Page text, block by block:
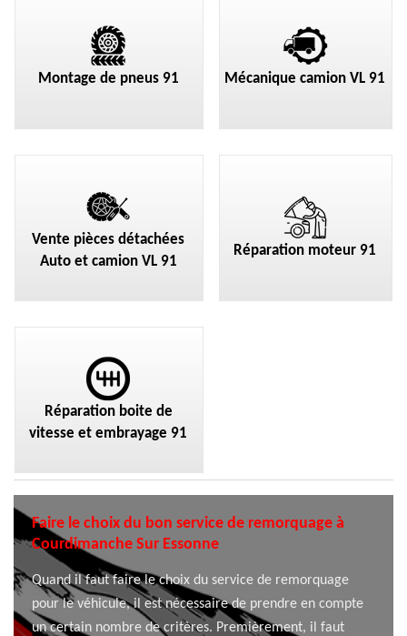
Montage de pneus 91 Mécanique camion VL 91
Vente pièces détachées
Auto et camion VL 91
Réparation moteur 91
Réparation boite de
vitesse et embrayage 91
Faire le choix du bon service de remorquage à
Courdimanche Sur Essonne
Quand il faut faire le choix du service de remorquage
pour le véhicule, il est nécessaire de prendre en compte
un certain nombre de critères. Premièrement, il faut